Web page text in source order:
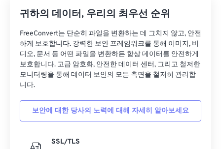
귀하의 데이터, 우리의 최우선 순위
FreeConvert는 단순히 파일을 변환하는 데 그치지 않고, 안전
하게 보호합니다. 강력한 보안 프레임워크를 통해 이미지, 비
디오, 문서 등 어떤 파일을 변환하든 항상 데이터를 안전하게
보호합니다. 고급 암호화, 안전한 데이터 센터, 그리고 철저한
모니터링을 통해 데이터 보안의 모든 측면을 철저히 관리합
니다.
보안에 대한 당사의 노력에 대해 자세히 알아보세요
SSL/TLS